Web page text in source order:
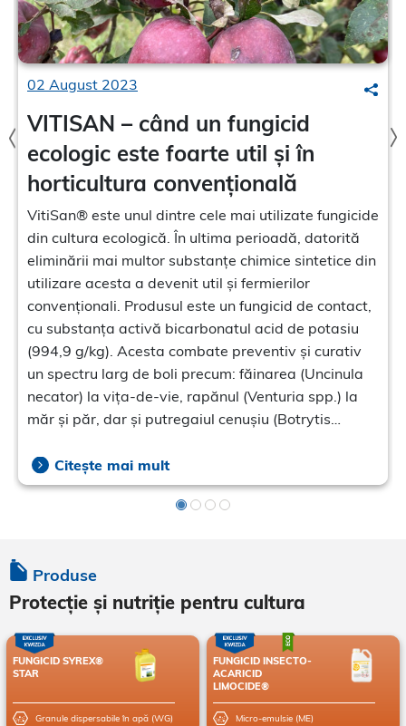
02 August 2023
VITISAN – când un fungicid
ecologic este foarte util și în
horticultura convențională
VitiSan® este unul dintre cele mai utilizate fungicide
din cultura ecologică. În ultima perioadă, datorită
eliminării mai multor substanțe chimice sintetice din
utilizare acesta a devenit util și fermierilor
convenționali. Produsul este un fungicid de contact,
cu substanța activă bicarbonatul acid de potasiu
(994,9 g/kg). Acesta combate preventiv și curativ
un spectru larg de boli precum: făinarea (Uncinula
necator) la vița-de-vie, rapănul (Venturia spp.) la
măr și păr, dar și putregaiul cenușiu (Botrytis
Citește mai mult
Produse
Protecție și nutriție pentru cultura
FUNGICID SYREX®
STAR
Granule dispersabile în apă (WG)
FUNGICID INSECTO-
ACARICID
LIMOCIDE®
Micro-emulsie (ME)